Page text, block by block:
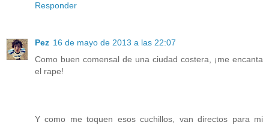
Responder
Pez 16 de mayo de 2013 a las 22:07
Como buen comensal de una ciudad costera, ¡me encanta
el rape!
Y como me toquen esos cuchillos, van directos para mi